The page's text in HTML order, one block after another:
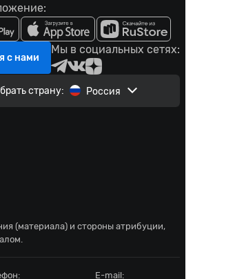
с нами
Мы в социальных сетях:
страну: Россия
(материала) и стороны атрибуции,
E-mail: